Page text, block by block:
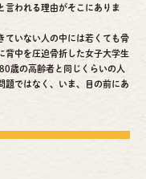
言われる理由がそこにありま
ていない人の中には若くても骨
背中を圧迫骨折した女子大学生
歳の高齢者と同じくらいの人
題ではなく、いま、目の前にあ